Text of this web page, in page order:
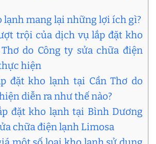
lạnh mang lại những lợi ích gì?
trội của dịch vụ lắp đặt kho
do Công ty sửa chữa điện
hiện
đặt kho lạnh tại Cần Thơ do
diễn ra như thế nào?
đặt kho lạnh tại Bình Dương
chữa điện lạnh Limosa